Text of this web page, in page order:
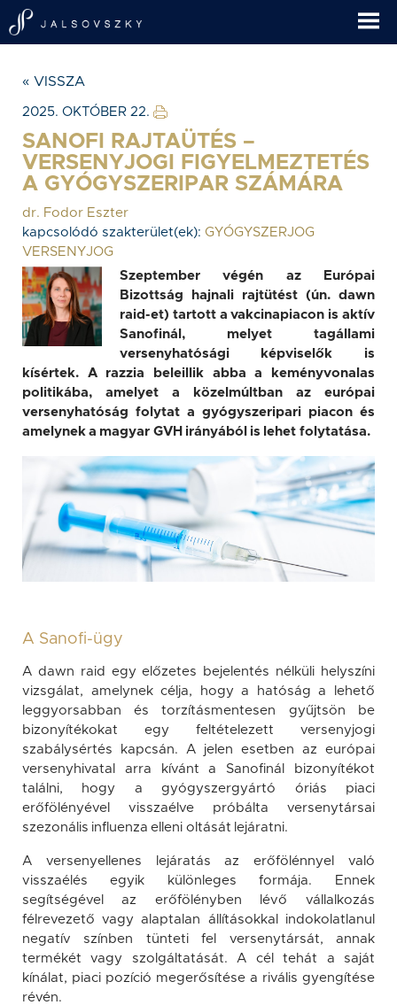
« VISSZA
2025. OKTÓBER 22.
SANOFI RAJTAÜTÉS –
VERSENYJOGI FIGYELMEZTETÉS
A GYÓGYSZERIPAR SZÁMÁRA
dr. Fodor Eszter
kapcsolódó szakterület(ek): GYÓGYSZERJOG
VERSENYJOG
Szeptember végén az Európai
Bizottság hajnali rajtütést (ún. dawn
raid-et) tartott a vakcinapiacon is aktív
Sanofinál, melyet tagállami
versenyhatósági képviselők is
kísértek. A razzia beleillik abba a keményvonalas
politikába, amelyet a közelmúltban az európai
versenyhatóság folytat a gyógyszeripari piacon és
amelynek a magyar GVH irányából is lehet folytatása.
A Sanofi-ügy
A dawn raid egy előzetes bejelentés nélküli helyszíni
vizsgálat, amelynek célja, hogy a hatóság a lehető
leggyorsabban és torzításmentesen gyűjtsön be
bizonyítékokat egy feltételezett versenyjogi
szabálysértés kapcsán. A jelen esetben az európai
versenyhivatal arra kívánt a Sanofinál bizonyítékot
találni, hogy a gyógyszergyártó óriás piaci
erőfölényével visszaélve próbálta versenytársai
szezonális influenza elleni oltását lejáratni.
A versenyellenes lejáratás az erőfölénnyel való
visszaélés egyik különleges formája. Ennek
segítségével az erőfölényben lévő vállalkozás
félrevezető vagy alaptalan állításokkal indokolatlanul
negatív színben tünteti fel versenytársát, annak
termékét vagy szolgáltatását. A cél tehát a saját
kínálat, piaci pozíció megerősítése a rivális gyengítése
révén.